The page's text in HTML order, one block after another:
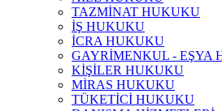
TAZMİNAT HUKUKU
İŞ HUKUKU
İCRA HUKUKU
GAYRİMENKUL - EŞYA
KİŞİLER HUKUKU
MİRAS HUKUKU
TÜKETİCİ HUKUKU